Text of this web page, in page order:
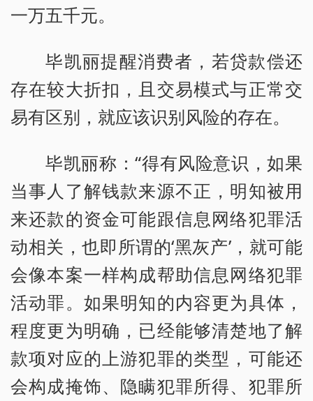
一万五千元。
毕凯丽提醒消费者，若贷款偿还
存在较大折扣，且交易模式与正常交
易有区别，就应该识别风险的存在。
毕凯丽称：“得有风险意识，如果
当事人了解钱款来源不正，明知被用
来还款的资金可能跟信息网络犯罪活
动相关，也即所谓的‘黑灰产’，就可能
会像本案一样构成帮助信息网络犯罪
活动罪。如果明知的内容更为具体，
程度更为明确，已经能够清楚地了解
款项对应的上游犯罪的类型，可能还
会构成掩饰、隐瞒犯罪所得、犯罪所